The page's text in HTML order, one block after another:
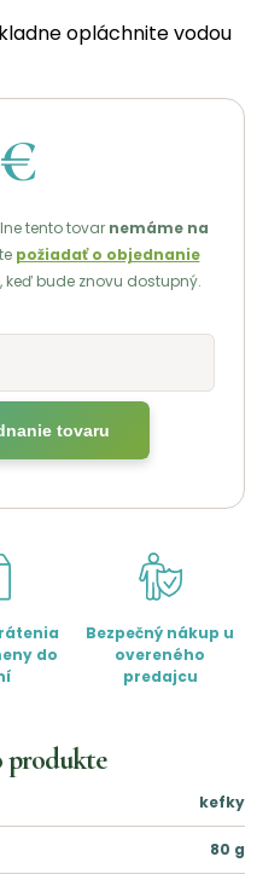
opláchnite vodou
tento tovar nemáme na
požiadať o objednanie
bude znovu dostupný.
tovaru
do
Bezpečný nákup u
overeného
predajcu
produkte
kefky
80 g